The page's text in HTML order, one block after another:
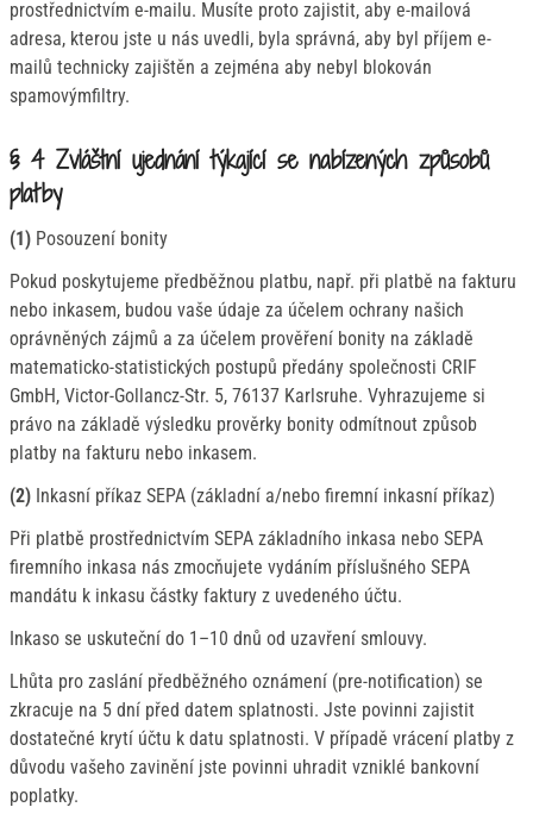
prostřednictvím e-mailu. Musíte proto zajistit, aby e-mailová
adresa, kterou jste u nás uvedli, byla správná, aby byl příjem e-
mailů technicky zajištěn a zejména aby nebyl blokován
spamovýmfiltry.
§ 4 Zvláštní ujednání týkající se nabízených způsobů
platby
(1) Posouzení bonity
Pokud poskytujeme předběžnou platbu, např. při platbě na fakturu
nebo inkasem, budou vaše údaje za účelem ochrany našich
oprávněných zájmů a za účelem prověření bonity na základě
matematicko-statistických postupů předány společnosti CRIF
GmbH, Victor-Gollancz-Str. 5, 76137 Karlsruhe. Vyhrazujeme si
právo na základě výsledku prověrky bonity odmítnout způsob
platby na fakturu nebo inkasem.
(2) Inkasní příkaz SEPA (základní a/nebo firemní inkasní příkaz)
Při platbě prostřednictvím SEPA základního inkasa nebo SEPA
firemního inkasa nás zmocňujete vydáním příslušného SEPA
mandátu k inkasu částky faktury z uvedeného účtu.
Inkaso se uskuteční do 1–10 dnů od uzavření smlouvy.
Lhůta pro zaslání předběžného oznámení (pre-notification) se
zkracuje na 5 dní před datem splatnosti. Jste povinni zajistit
dostatečné krytí účtu k datu splatnosti. V případě vrácení platby z
důvodu vašeho zavinění jste povinni uhradit vzniklé bankovní
poplatky.